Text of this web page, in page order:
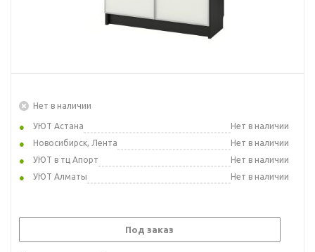
Нет в наличии
УЮТ Астана
Нет в наличии
Новосибирск, Лента
Нет в наличии
УЮТ в тц Апорт
Нет в наличии
УЮТ Алматы
Нет в наличии
Под заказ